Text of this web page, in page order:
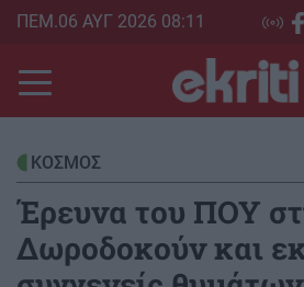
Skip
main
content
ΠΕΜ.06 ΑΥΓ 2026 08:11
ΚΟΣΜΟΣ
Έρευνα του ΠΟΥ
Δωροδοκούν και